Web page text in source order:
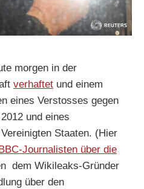
morgen in der
verhaftet und einem
eines Verstosses gegen
und eines
Staaten. (Hier
Journalisten über die
dem Wikileaks-Gründer
über den